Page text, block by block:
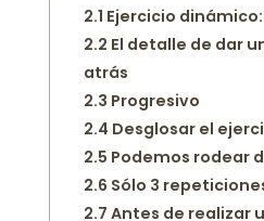
2.1 Ejercicio dinámico:
2.2 El detalle de dar
atrás
2.3 Progresivo
2.4 Desglosar el
2.5 Podemos rodear
2.6 Sólo 3
2.7 Antes de realizar